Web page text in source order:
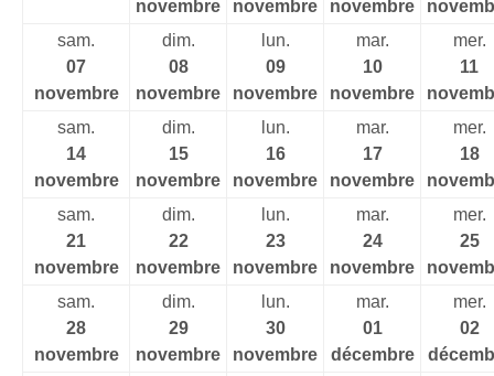
novembre
novembre
novembre
sam.
07
novembre
dim.
08
novembre
lun.
09
novembre
mar.
10
novembre
mer.
11
sam.
14
novembre
dim.
15
novembre
lun.
16
novembre
mar.
17
novembre
mer.
18
sam.
21
novembre
dim.
22
novembre
lun.
23
novembre
mar.
24
novembre
mer.
25
sam.
28
novembre
dim.
29
novembre
lun.
30
novembre
mar.
01
décembre
mer.
02